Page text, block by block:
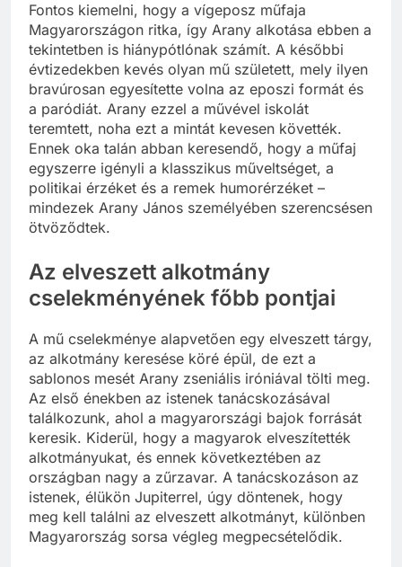
Fontos kiemelni, hogy a vígeposz műfaja
Magyarországon ritka, így Arany alkotása ebben a
tekintetben is hiánypótlónak számít. A későbbi
évtizedekben kevés olyan mű született, mely ilyen
bravúrosan egyesítette volna az eposzi formát és
a paródiát. Arany ezzel a művével iskolát
teremtett, noha ezt a mintát kevesen követték.
Ennek oka talán abban keresendő, hogy a műfaj
egyszerre igényli a klasszikus műveltséget, a
politikai érzéket és a remek humorérzéket –
mindezek Arany János személyében szerencsésen
ötvöződtek.
Az elveszett alkotmány
cselekményének főbb pontjai
A mű cselekménye alapvetően egy elveszett tárgy,
az alkotmány keresése köré épül, de ezt a
sablonos mesét Arany zseniális iróniával tölti meg.
Az első énekben az istenek tanácskozásával
találkozunk, ahol a magyarországi bajok forrását
keresik. Kiderül, hogy a magyarok elveszítették
alkotmányukat, és ennek következtében az
országban nagy a zűrzavar. A tanácskozáson az
istenek, élükön Jupiterrel, úgy döntenek, hogy
meg kell találni az elveszett alkotmányt, különben
Magyarország sorsa végleg megpecsételődik.